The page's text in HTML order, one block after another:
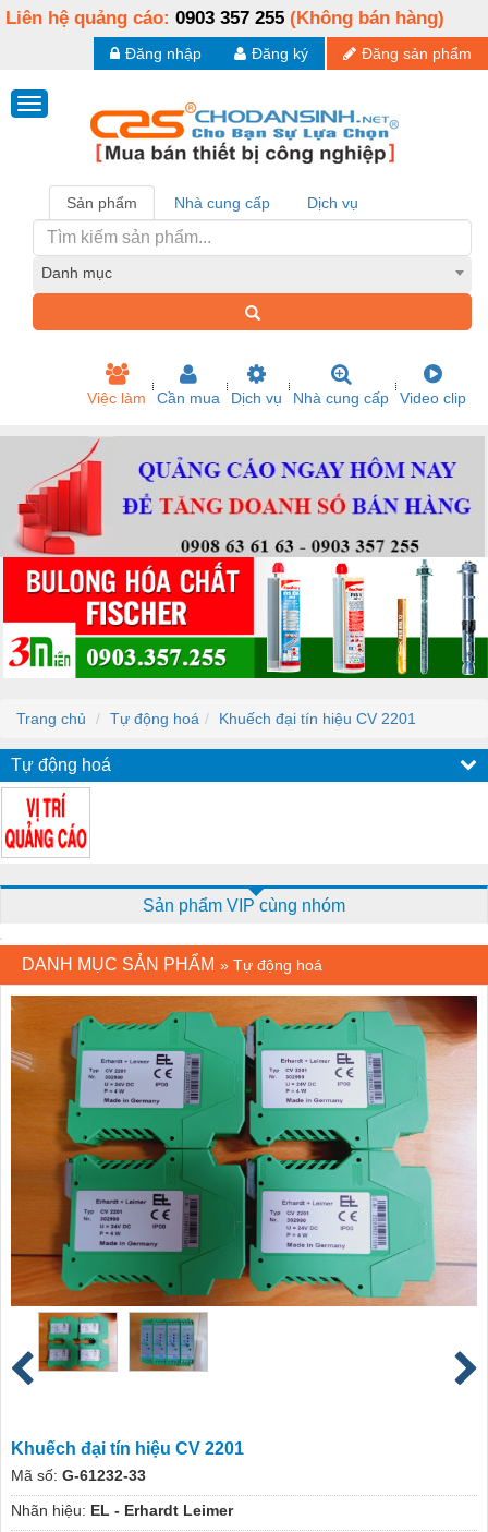
Liên hệ quảng cáo: 0903 357 255 (Không bán hàng)
Đăng sản phẩm
Đăng ký
Đăng nhập
Sản phẩm Nhà cung cấp Dịch vụ
Danh mục
Việc làm Cần mua Dịch vụ Nhà cung cấp Video clip
Trang chủ Tự động hoá Khuếch đại tín hiệu CV 2201
Tự động hoá
Sản phẩm VIP cùng nhóm
DANH MỤC SẢN PHẨM » Tự động hoá
Khuếch đại tín hiệu CV 2201
Mã số: G-61232-33
Nhãn hiệu: EL - Erhardt Leimer